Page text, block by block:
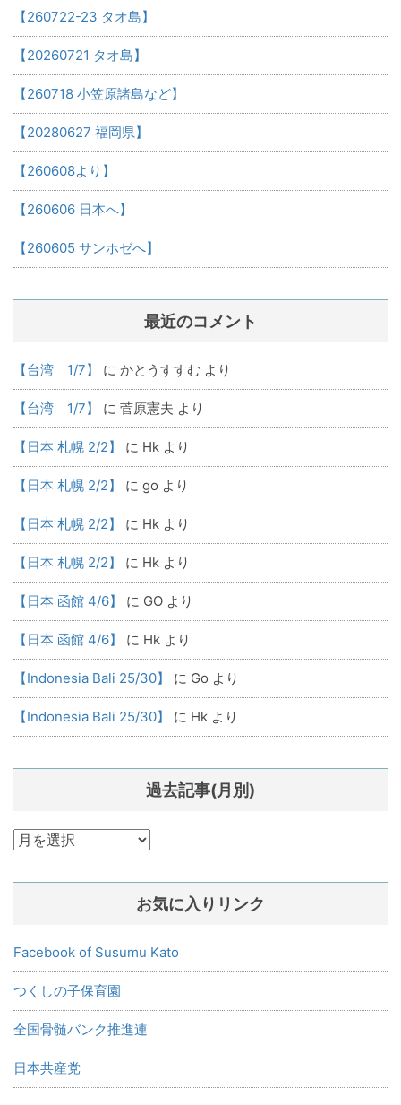
【260722-23 タオ島】
【20260721 タオ島】
【260718 小笠原諸島など】
【20280627 福岡県】
【260608より】
【260606 日本へ】
【260605 サンホゼへ】
最近のコメント
【台湾 1/7】 に かとうすすむ より
【台湾 1/7】 に 菅原憲夫 より
【日本 札幌 2/2】 に Hk より
【日本 札幌 2/2】 に go より
【日本 札幌 2/2】 に Hk より
【日本 札幌 2/2】 に Hk より
【日本 函館 4/6】 に GO より
【日本 函館 4/6】 に Hk より
【Indonesia Bali 25/30】 に Go より
【Indonesia Bali 25/30】 に Hk より
過去記事(月別)
過
記
別)
お気に入りリンク
Facebook of Susumu Kato
つくしの子保育園
全国骨髄バンク推進連
日本共産党